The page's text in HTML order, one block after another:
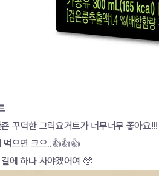
꾸덕한 그릭요거트가 너무너무 좋아요!!!
먹으면 크으..👍👍👍
에 하나 사야겠어여 🥹